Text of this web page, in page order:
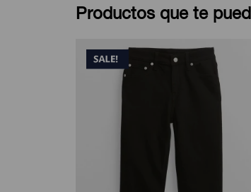
Productos que te